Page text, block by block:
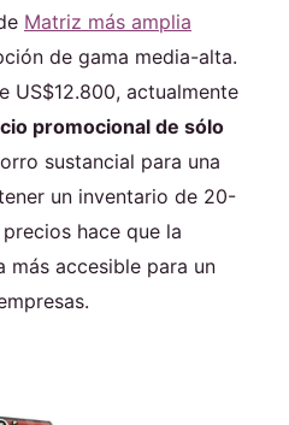
Matriz más amplia
de gama media-alta.
US$12.800, actualmente
promocional de sólo
sustancial para una
un inventario de 20-
hace que la
más accesible para un